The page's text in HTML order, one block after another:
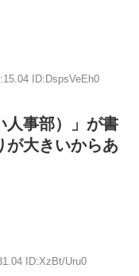
ID:DspsVeEh0
人事部）」が書
が大きいからあ
ID:XzBt/Uru0